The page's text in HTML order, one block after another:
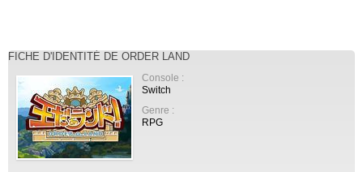
FICHE D'IDENTITÉ DE ORDER LAND
Console :
Switch
Genre :
RPG